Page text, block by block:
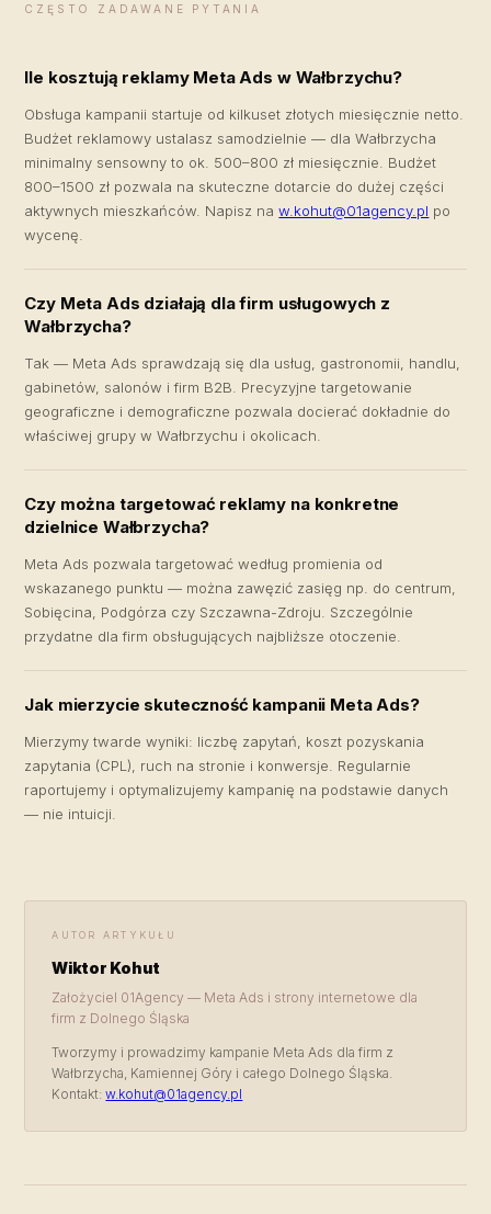
CZĘSTO ZADAWANE PYTANIA
Ile kosztują reklamy Meta Ads w Wałbrzychu?
Obsługa kampanii startuje od kilkuset złotych miesięcznie netto.
Budżet reklamowy ustalasz samodzielnie — dla Wałbrzycha
minimalny sensowny to ok. 500–800 zł miesięcznie. Budżet
800–1500 zł pozwala na skuteczne dotarcie do dużej części
aktywnych mieszkańców. Napisz naw.kohut@01agency.pl po
wycenę.
Czy Meta Ads działają dla firm usługowych z
Wałbrzycha?
Tak — Meta Ads sprawdzają się dla usług, gastronomii, handlu,
gabinetów, salonów i firm B2B. Precyzyjne targetowanie
geograficzne i demograficzne pozwala docierać dokładnie do
właściwej grupy w Wałbrzychu i okolicach.
Czy można targetować reklamy na konkretne
dzielnice Wałbrzycha?
Meta Ads pozwala targetować według promienia od
wskazanego punktu — można zawęzić zasięg np. do centrum,
Sobięcina, Podgórza czy Szczawna-Zdroju. Szczególnie
przydatne dla firm obsługujących najbliższe otoczenie.
Jak mierzycie skuteczność kampanii Meta Ads?
Mierzymy twarde wyniki: liczbę zapytań, koszt pozyskania
zapytania (CPL), ruch na stronie i konwersje. Regularnie
raportujemy i optymalizujemy kampanię na podstawie danych
— nie intuicji.
AUTOR ARTYKUŁU
Wiktor Kohut
Założyciel 01Agency — Meta Ads i strony internetowe dla
firm z Dolnego Śląska
Tworzymy i prowadzimy kampanie Meta Ads dla firm z
Wałbrzycha, Kamiennej Góry i całego Dolnego Śląska.
Kontakt:w.kohut@01agency.pl